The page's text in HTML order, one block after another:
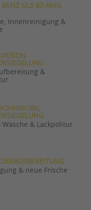
BENZ GLS 63 AMG
Innenreinigung &
&
Wäsche & Lackpolitur
& neue Frische